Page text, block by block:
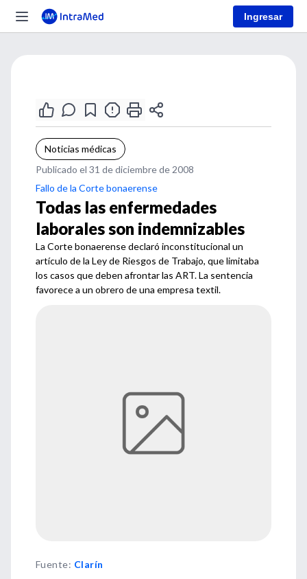
Ingresar
Noticias médicas
Publicado el 31 de diciembre de 2008
Fallo de la Corte bonaerense
Todas las enfermedades
laborales son indemnizables
La Corte bonaerense declaró inconstitucional un
artículo de la Ley de Riesgos de Trabajo, que limitaba
los casos que deben afrontar las ART. La sentencia
favorece a un obrero de una empresa textil.
Fuente: Clarín